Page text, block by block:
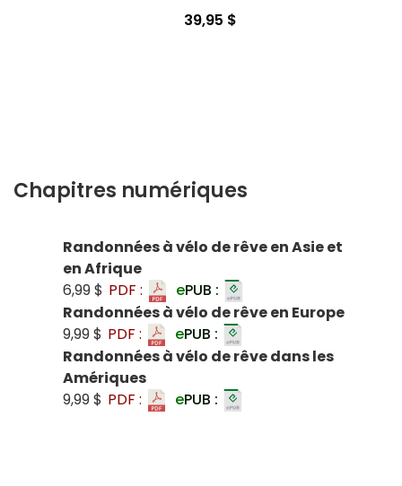
39,95 $
Chapitres numériques
Randonnées à vélo de rêve en Asie et
en Afrique
6,99 $ PDF : ePUB :
Randonnées à vélo de rêve en Europe
9,99 $ PDF : ePUB :
Randonnées à vélo de rêve dans les
Amériques
9,99 $ PDF : ePUB :